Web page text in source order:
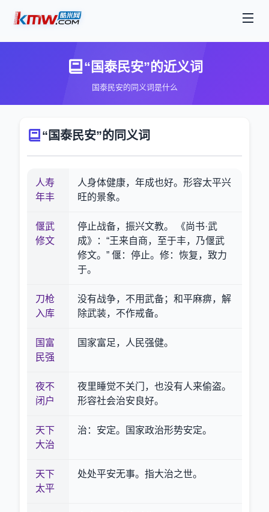
“国泰民安”的近义词
国泰民安的同义词是什么
“国泰民安”的同义词
人寿
年丰
人身体健康，年成也好。形容太平兴
旺的景象。
偃武
修文
停止战备，振兴文教。 《尚书·武
成》：“王来自商，至于丰，乃偃武
修文。” 偃：停止。修：恢复，致力
于。
刀枪
入库
没有战争，不用武备；和平麻痹，解
除武装，不作戒备。
国富
民强
国家富足，人民强健。
夜不
闭户
夜里睡觉不关门，也没有人来偷盗。
形容社会治安良好。
天下
大治
治：安定。国家政治形势安定。
天下
太平
处处平安无事。指大治之世。